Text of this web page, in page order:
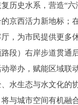
史水系，营造“六
京西活力新地标
，为市民提供更多
）右岸步道贯通后
举办，赋能区域联
水生态与水文化的
城市空间有机融